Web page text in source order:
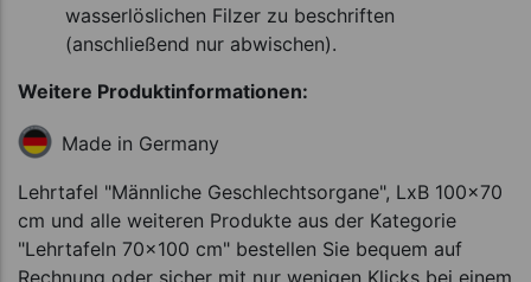
wasserlöslichen Filzer zu beschriften
(anschließend nur abwischen).
Weitere Produktinformationen:
Made in Germany
Lehrtafel "Männliche Geschlechtsorgane", LxB 100x70
cm und alle weiteren Produkte aus der Kategorie
"Lehrtafeln 70x100 cm" bestellen Sie bequem auf
Rechnung oder sicher mit nur wenigen Klicks bei einem